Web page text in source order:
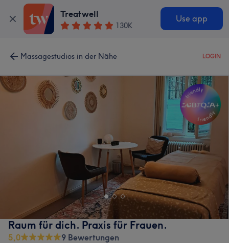
Treatwell
130K
Use app
Massagestudios in der Nähe LOGIN
Raum für dich. Praxis für Frauen.
5,0
9 Bewertungen